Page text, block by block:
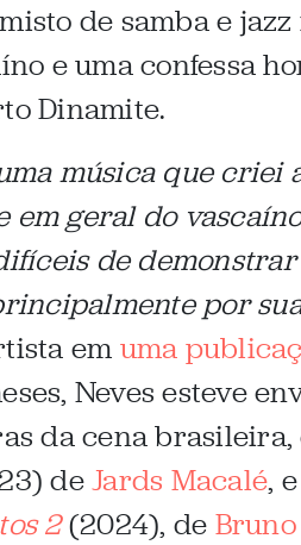
de samba e
e uma confessa
Dinamite.
música que criei
em geral do
de
por
em uma
Neves esteve
da cena brasileira,
deJards Macalé,
2(2024), de